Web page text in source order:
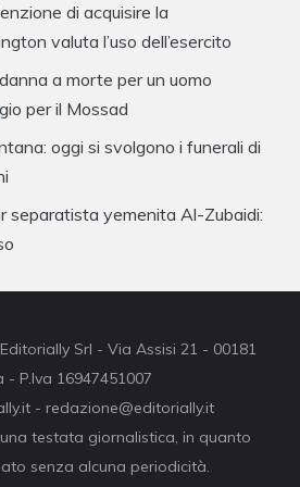
di acquisire la
valuta l’uso dell’esercito
a morte per un uomo
per il Mossad
oggi si svolgono i funerali di
separatista yemenita Al-Zubaidi:
Srl - Via Assisi 21 - 00181
- P.Iva 16947451007
- redazione@editorially.it
testata giornalistica, in quanto
senza alcuna periodicità.